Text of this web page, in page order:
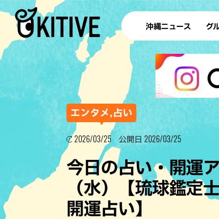
沖縄ニュース グ
ラ
テイ
すし
ステー
その他
エンタメ,占い
2026/03/25 公開日 2026/03/25
今日の占い・開運
（水）【琉球鑑定
開運占い】